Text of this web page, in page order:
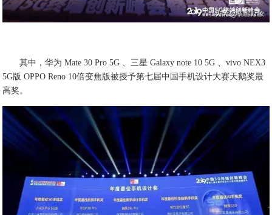
其中，华为 Mate 30 Pro 5G 、三星 Galaxy note 10 5G 、vivo NEX3
5G版 OPPO Reno 10倍变焦版被授予第七届中国手机设计大赛天鹅奖最
高奖。